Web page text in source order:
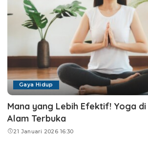
Gaya Hidup
Mana yang Lebih Efektif! Yoga
Alam Terbuka
21 Januari 2026 16:30